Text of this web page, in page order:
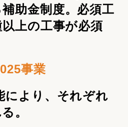
助金制度。必須工
上の工事が必須
事業
により、それぞれ
。